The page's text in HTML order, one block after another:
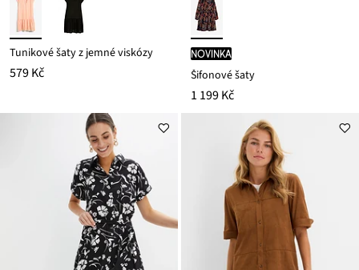
Tunikové šaty z jemné viskózy
579 Kč
novinka
Šifonové šaty
1 199 Kč